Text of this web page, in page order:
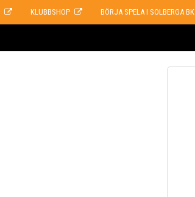
KLUBBSHOP BÖRJA SPELA I SOLBERGA BK